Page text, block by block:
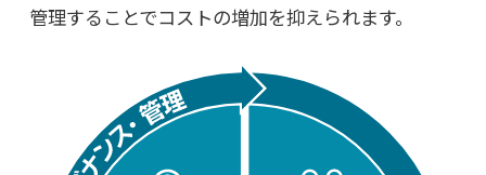
管理することでコストの増加を抑えられます。